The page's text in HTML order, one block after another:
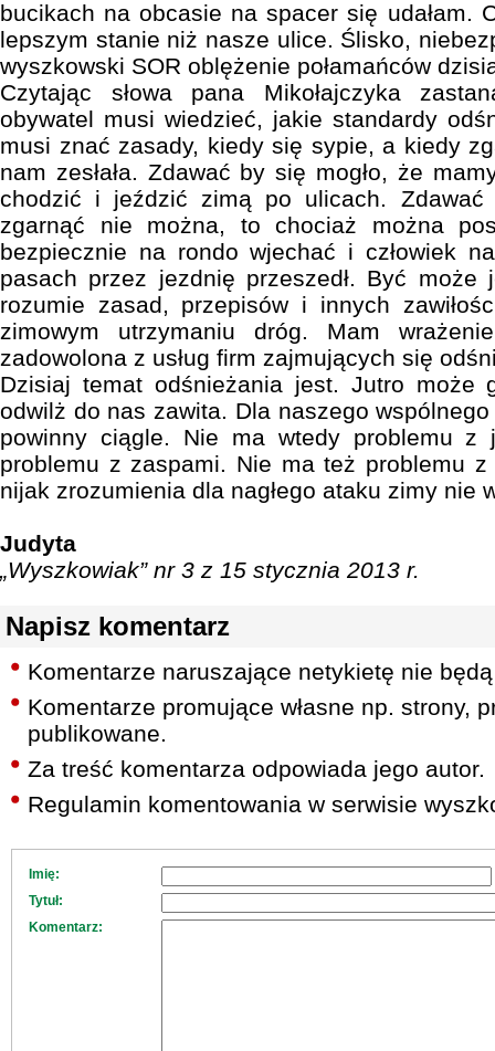
bucikach na obcasie na spacer się udałam.
lepszym stanie niż nasze ulice. Ślisko,
wyszkowski SOR oblężenie połamańców
Czytając słowa pana Mikołajczyka
obywatel musi wiedzieć, jakie standardy
musi znać zasady, kiedy się sypie, a kiedy
nam zesłała. Zdawać by się mogło, że
chodzić i jeździć zimą po ulicach.
zgarnąć nie można, to chociaż można
bezpiecznie na rondo wjechać i człowiek
pasach przez jezdnię przeszedł. Być może
rozumie zasad, przepisów i innych
zimowym utrzymaniu dróg. Mam
zadowolona z usług firm zajmujących się
Dzisiaj temat odśnieżania jest. Jutro może
odwilż do nas zawita. Dla naszego
powinny ciągle. Nie ma wtedy problemu
problemu z zaspami. Nie ma też problemu
nijak zrozumienia dla nagłego ataku zimy nie
Judyta
„Wyszkowiak” nr 3 z 15 stycznia 2013 r.
Napisz komentarz
Komentarze naruszające netykietę nie
Komentarze promujące własne np. strony,
publikowane.
Za treść komentarza odpowiada jego autor.
Regulamin komentowania w serwisie
Imię:
Tytuł:
Komentarz: